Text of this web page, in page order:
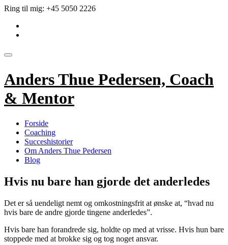
Videre
indhold
Ring til mig: +45 5050 2226
Skift
Anders Thue Pedersen, Coach
& Mentor
Forside
Coaching
Succeshistorier
Om Anders Thue Pedersen
Blog
Hvis nu bare han gjorde det anderledes
Det er så uendeligt nemt og omkostningsfrit at ønske at, “hvad nu
hvis bare de andre gjorde tingene anderledes”.
Hvis bare han forandrede sig, holdte op med at vrisse. Hvis hun bare
stoppede med at brokke sig og tog noget ansvar.